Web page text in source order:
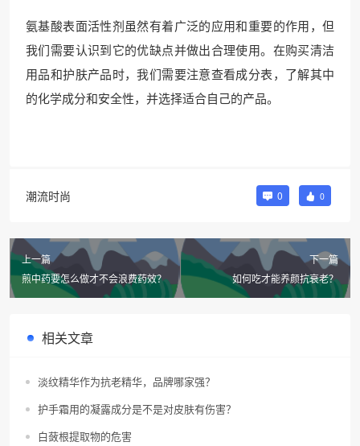
氨基酸表面活性剂虽然有着广泛的应用和重要的作用，但
我们需要认识到它的优缺点并做出合理使用。在购买清洁
用品和护肤产品时，我们需要注意查看成分表，了解其中
的化学成分和安全性，并选择适合自己的产品。
潮流时尚 0 0
上一篇
煎中药要怎么做才不会浪费药效？
下一篇
如何吃才能养颜抗衰老？
相关文章
淡纹精华作为抗老精华，品牌哪家强？
护手霜用的凝露成分是不是对皮肤有伤害？
白蔹根提取物的危害